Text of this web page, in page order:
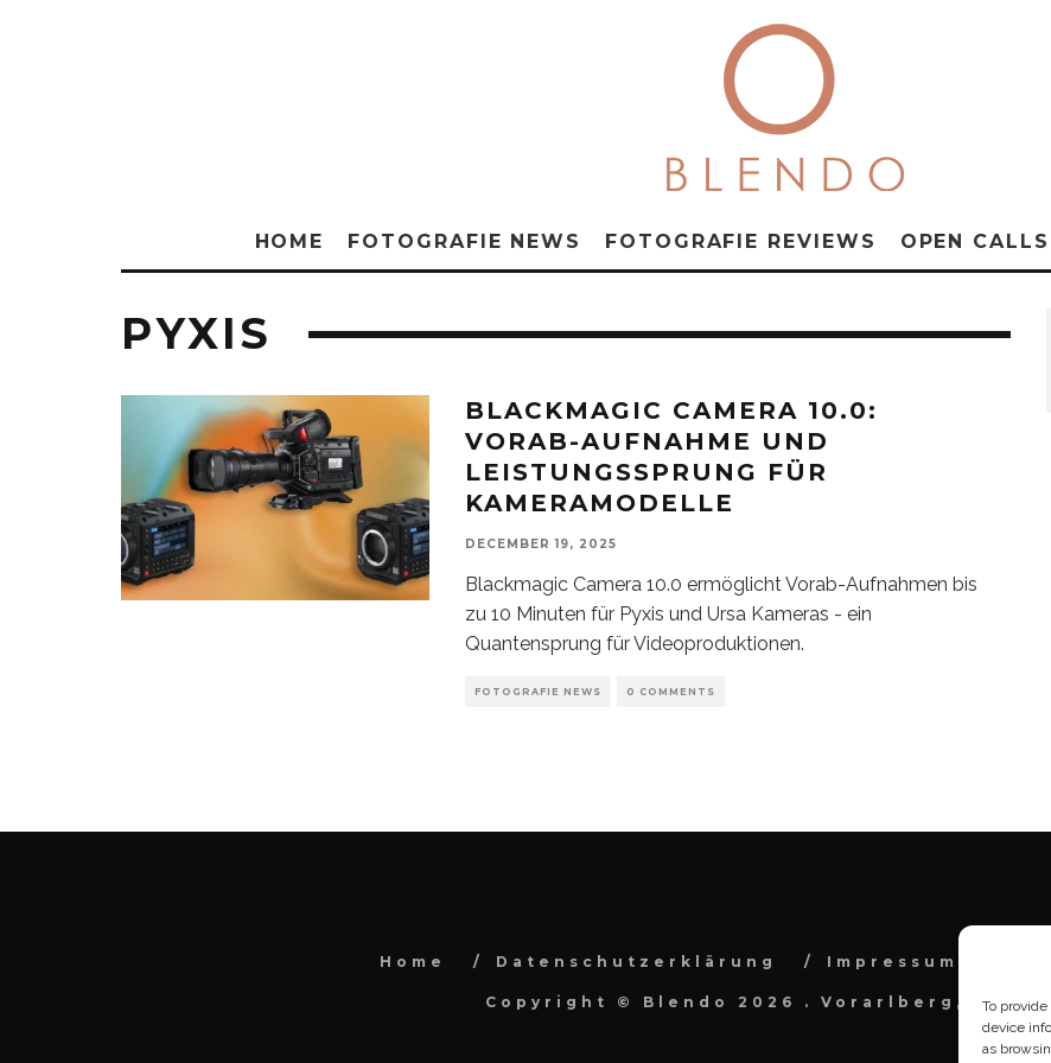
To
device
as
HOME FOTOGRAFIE NEWS FOTOGRAFIE REVIEWS OPEN CALLS
PYXIS
BLACKMAGIC CAMERA 10.0:
VORAB-AUFNAHME UND
LEISTUNGSSPRUNG FÜR
KAMERAMODELLE
DECEMBER 19, 2025
Blackmagic Camera 10.0 ermöglicht Vorab-Aufnahmen bis
zu 10 Minuten für Pyxis und Ursa Kameras - ein
Quantensprung für Videoproduktionen.
FOTOGRAFIE NEWS 0 COMMENTS
Home Datenschutzerklärung Impressum
Copyright © Blendo 2026 . Vorarlberg,